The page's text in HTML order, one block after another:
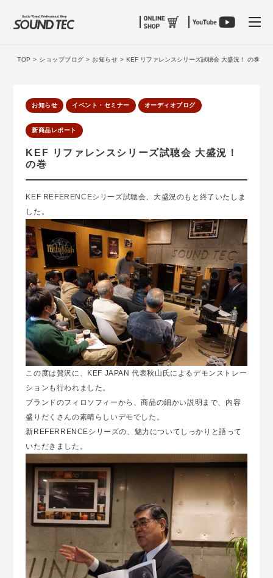
TOP > ショップブログ > お知らせ > KEF リファレンスシリーズ試聴会 大盛況！ の巻
お知らせ イベント・セミナー オーディオブログ
新商品レポート
KEF リファレンスシリーズ試聴会 大盛況！
の巻
KEF REFERENCEシリーズ試聴会 、大盛況のもと終了いたしま
した。
この度は贅沢に、KEF JAPAN 代表秋山氏によるデモンストレー
ションも行われました。
ブランドのフィロソフィーから、商品の細かい説明まで、内容
盛りだくさんの素晴らしいデモでした。
新REFERRENCEシリーズの、魅力についてしっかりと語って
いただきました。